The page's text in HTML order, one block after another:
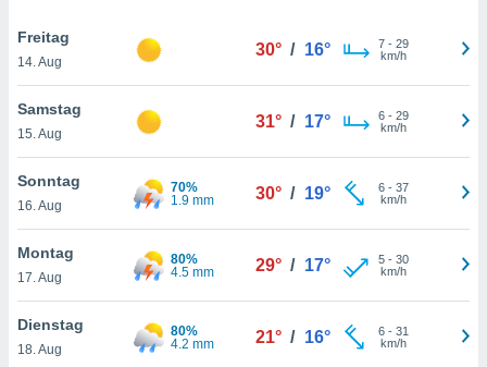
der
sind,
weiterhin
Sie
werden
Freitag
14. Aug
30° / 16° 7- 29
km/h
Samstag
15. Aug
31° / 17° 6- 29
km/h
Sonntag
16. Aug
70%
1.9 mm
30° / 19° 6- 37
km/h
Montag
17. Aug
80%
4.5 mm
29° / 17° 5- 30
km/h
Dienstag
18. Aug
80%
4.2 mm
21° / 16° 6- 31
km/h